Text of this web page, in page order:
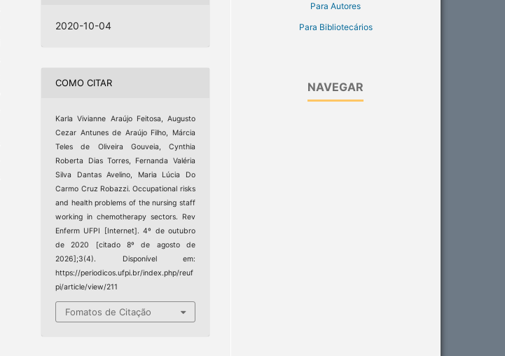
2020-10-04
COMO CITAR
Karla Vivianne Araújo Feitosa, Augusto
Cezar Antunes de Araújo Filho, Márcia
Teles de Oliveira Gouveia, Cynthia
Roberta Dias Torres, Fernanda Valéria
Silva Dantas Avelino, Maria Lúcia Do
Carmo Cruz Robazzi. Occupational risks
and health problems of the nursing staff
working in chemotherapy sectors. Rev
Enferm UFPI [Internet]. 4º de outubro
de 2020 [citado 8º de agosto de
2026];3(4). Disponível em:
https://periodicos.ufpi.br/index.php/reuf
pi/article/view/211
Fomatos de Citação
Para Autores
Para Bibliotecários
NAVEGAR